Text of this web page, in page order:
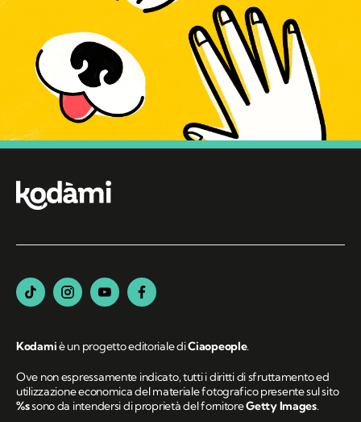
Kodamiè un progetto editoriale diCiaopeople.
Ove non espressamente indicato, tutti i diritti di sfruttamento ed
utilizzazione economica del materiale fotografico presente sul sito
%ssono da intendersi di proprietà del fornitoreGetty Images.